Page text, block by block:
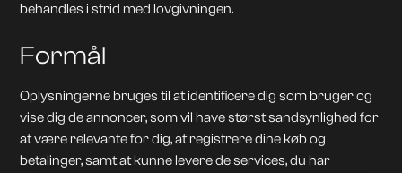
behandles i strid med lovgivningen.
Formål
Oplysningerne bruges til at identificere dig som bruger og
vise dig de annoncer, som vil have størst sandsynlighed for
at være relevante for dig, at registrere dine køb og
betalinger, samt at kunne levere de services, du har